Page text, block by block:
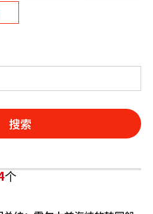
搜索
个